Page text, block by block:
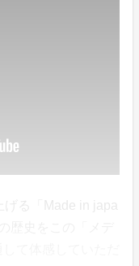
る「Made in japa